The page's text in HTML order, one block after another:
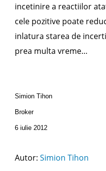
incetinire a reactiilor
cele pozitive poate
inlatura starea de
prea multa vreme…
Simion Tihon
Broker
6 iulie 2012
Autor: Simion Tihon